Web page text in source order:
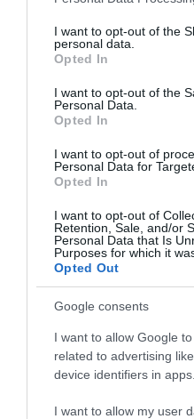
not limited to your visit or
grant or deny consent to
use your data for below
consent section.
I want to opt-out of the
personal data.
Opted In
I want to opt-out of the
Personal Data.
Opted In
I want to opt-out of
Personal Data for
Opted In
I want to opt-out of
Retention, Sale, and/or
Personal Data that Is
Purposes for which it
Opted Out
Google consents
I want to allow Google
related to advertising
device identifiers in apps.
I want to allow my user
Μια επιλογή που
την
Το χαλί Sand
καλαίσθητο χώρο που
Οι προσεκτικά
ευελιξία των
κάθε στυλ
οικολογικά υλικά